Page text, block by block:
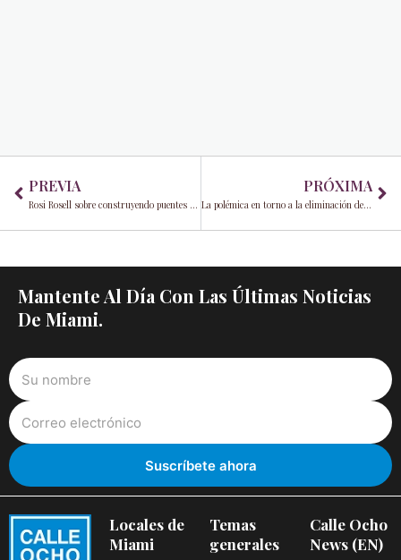
PREVIA
Rosi Rosell sobre construyendo puentes en Miami: Un mensaje de nuestra Editora en Jefe para 2025
PRÓXIMA
La polémica en torno a la eliminación de Cuba de la lista de países terroristas por parte de Biden: qué significa para el pueblo cubano y la comunidad cubanoamericana de Miami
Mantente Al Día Con Las Últimas Noticias
De Miami.
Locales de
Miami
Temas
generales
Calle Ocho
News (EN)